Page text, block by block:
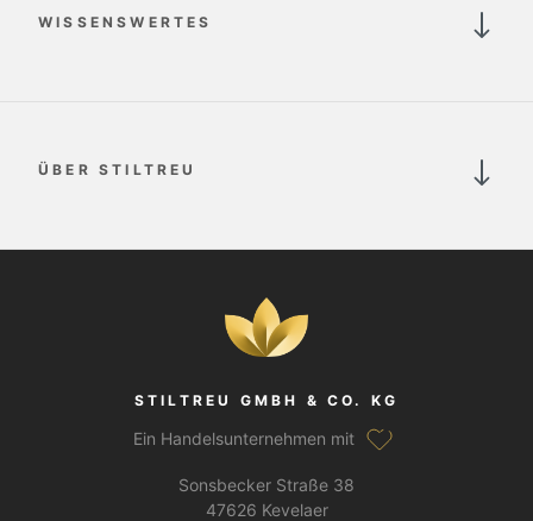
WISSENSWERTES
ÜBER STILTREU
STILTREU GMBH & CO. KG
Ein Handelsunternehmen mit
Sonsbecker Straße 38
47626 Kevelaer